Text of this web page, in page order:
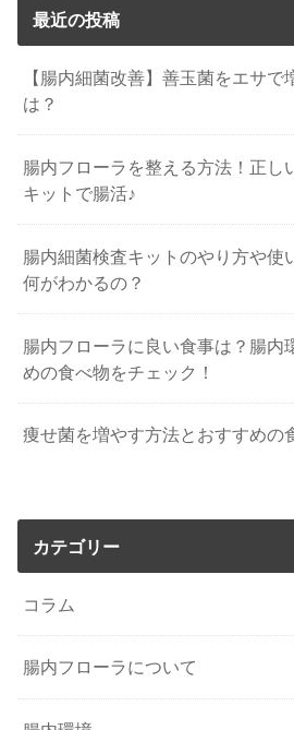
最近の投稿
【腸内細菌改善】善玉菌をエサで
は？
腸内フローラを整える方法！正し
キットで腸活♪
腸内細菌検査キットのやり方や使
何がわかるの？
腸内フローラに良い食事は？腸内
めの食べ物をチェック！
痩せ菌を増やす方法とおすすめの
カテゴリー
コラム
腸内フローラについて